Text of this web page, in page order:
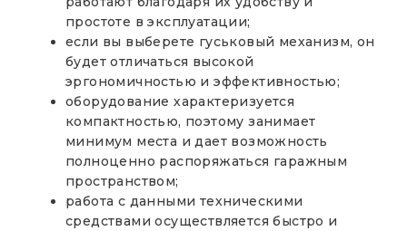
простоте в эксплуатации;
если вы выберете гуськовый механизм, он
будет отличаться высокой
эргономичностью и эффективностью;
оборудование характеризуется
компактностью, поэтому занимает
минимум места и дает возможность
полноценно распоряжаться гаражным
пространством;
работа с данными техническими
средствами осуществляется быстро и